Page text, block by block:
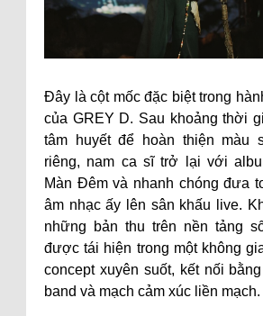
Đây là cột mốc đặc biệt trong
của GREY D. Sau khoảng thời
tâm huyết để hoàn thiện màu
riêng, nam ca sĩ trở lại với
Màn Đêm và nhanh chóng đưa
âm nhạc ấy lên sân khấu live.
những bản thu trên nền tảng
được tái hiện trong một không
concept xuyên suốt, kết nối
band và mạch cảm xúc liền mạch.